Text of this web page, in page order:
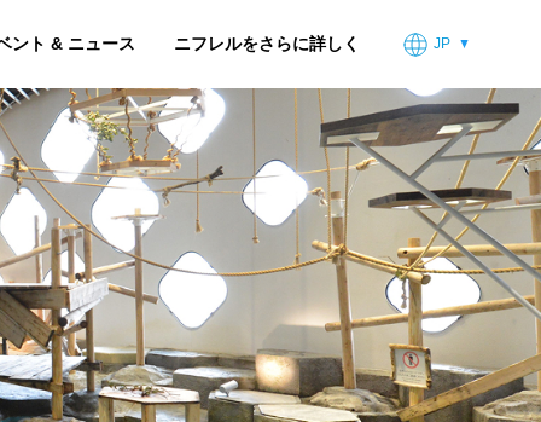
JP
ント & ニュース ニフレルをさらに詳しく